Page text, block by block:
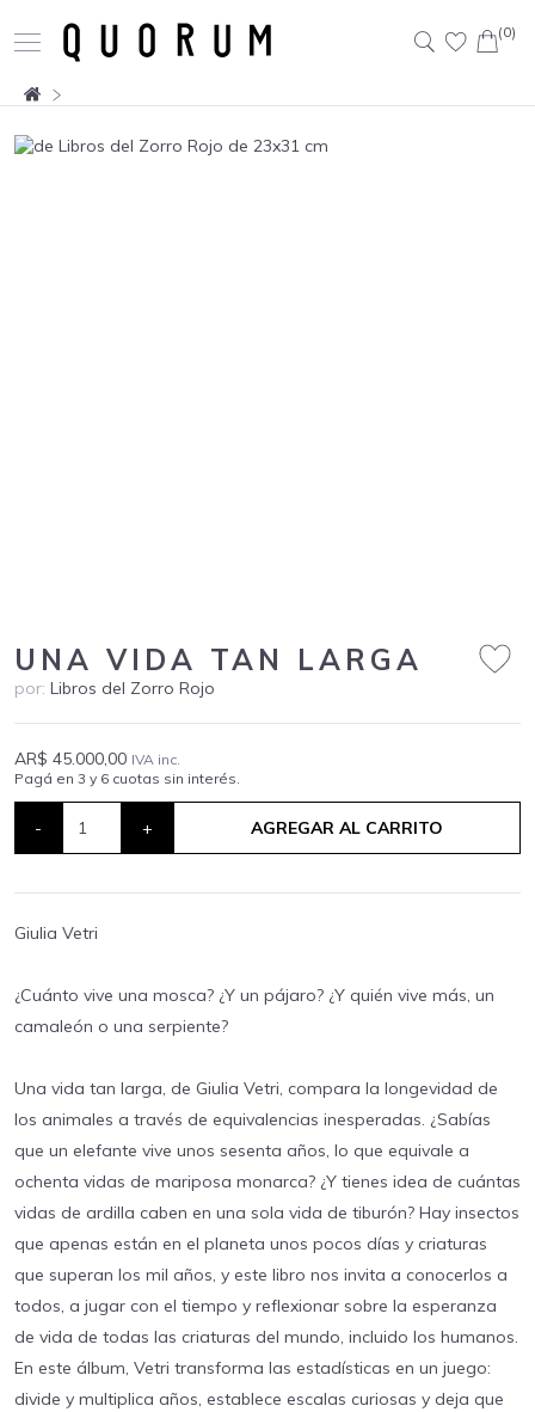
Buscar:
(0)
UNA VIDA TAN LARGA
por: Libros del Zorro Rojo
AR$ 45.000,00 IVA inc.
Pagá en 3 y 6 cuotas sin interés.
- + AGREGAR AL CARRITO
Giulia Vetri
¿Cuánto vive una mosca? ¿Y un pájaro? ¿Y quién vive más, un
camaleón o una serpiente?
Una vida tan larga, de Giulia Vetri, compara la longevidad de
los animales a través de equivalencias inesperadas. ¿Sabías
que un elefante vive unos sesenta años, lo que equivale a
ochenta vidas de mariposa monarca? ¿Y tienes idea de cuántas
vidas de ardilla caben en una sola vida de tiburón? Hay insectos
que apenas están en el planeta unos pocos días y criaturas
que superan los mil años, y este libro nos invita a conocerlos a
todos, a jugar con el tiempo y reflexionar sobre la esperanza
de vida de todas las criaturas del mundo, incluido los humanos.
En este álbum, Vetri transforma las estadísticas en un juego:
divide y multiplica años, establece escalas curiosas y deja que